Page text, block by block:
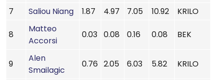
7 Saliou Niang 1.87 4.97 7.05 10.92 KRILO
8
Matteo
Accorsi
0.03 0.08 0.16 0.08 BEK
9
Alen
Smailagic
0.76 2.05 6.03 5.82 KRILO